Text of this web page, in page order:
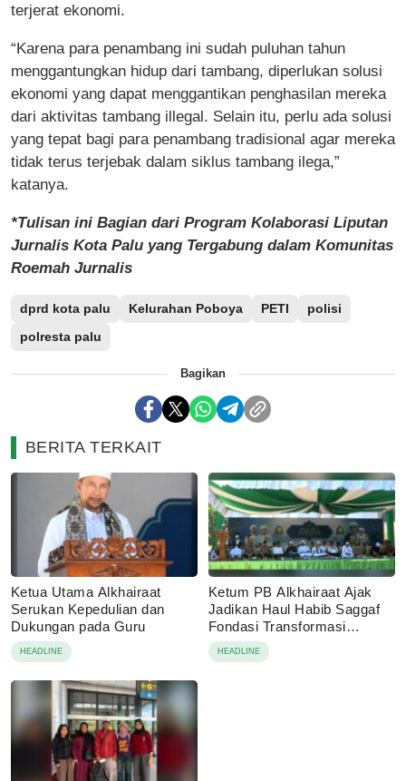
terjerat ekonomi.
“Karena para penambang ini sudah puluhan tahun
menggantungkan hidup dari tambang, diperlukan solusi
ekonomi yang dapat menggantikan penghasilan mereka
dari aktivitas tambang illegal. Selain itu, perlu ada solusi
yang tepat bagi para penambang tradisional agar mereka
tidak terus terjebak dalam siklus tambang ilega,”
katanya.
*Tulisan ini Bagian dari Program Kolaborasi Liputan
Jurnalis Kota Palu yang Tergabung dalam Komunitas
Roemah Jurnalis
dprd kota palu Kelurahan Poboya PETI
polisi
polresta palu
Bagikan
BERITA TERKAIT
Ketua Utama Alkhairaat
Serukan Kepedulian dan
Dukungan pada Guru
HEADLINE
Ketum PB Alkhairaat Ajak
Jadikan Haul Habib Saggaf
Fondasi Transformasi
Organisasi
HEADLINE